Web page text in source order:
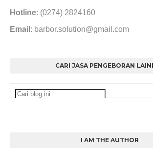
Hotline: (0274) 2824160
Email : barbor.solution@gmail.com
CARI JASA PENGEBORAN
I AM THE AUTHOR